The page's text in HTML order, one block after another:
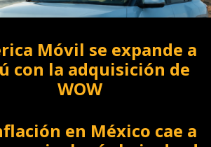
Móvil se expande a
con la adquisición de
WOW
en México cae a